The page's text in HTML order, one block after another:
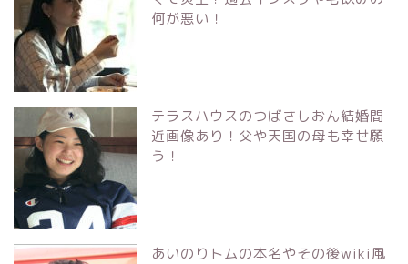
何が悪い！
テラスハウスのつばさしおん結婚間
近画像あり！父や天国の母も幸せ願
う！
あいのりトムの本名やその後wiki風